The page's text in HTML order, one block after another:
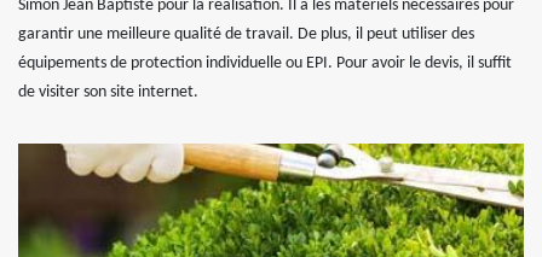
Simon Jean Baptiste pour la réalisation. Il a les matériels nécessaires pour
garantir une meilleure qualité de travail. De plus, il peut utiliser des
équipements de protection individuelle ou EPI. Pour avoir le devis, il suffit
de visiter son site internet.